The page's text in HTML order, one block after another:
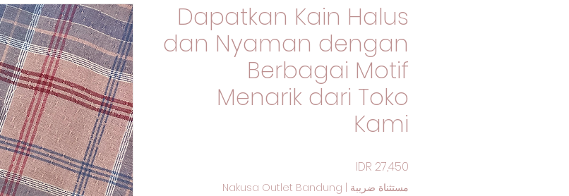
Dapatkan Kain Halus
dan Nyaman dengan
Berbagai Motif
Menarik dari Toko
Kami
مستثناة ضريبة
Nakusa Outlet Bandung